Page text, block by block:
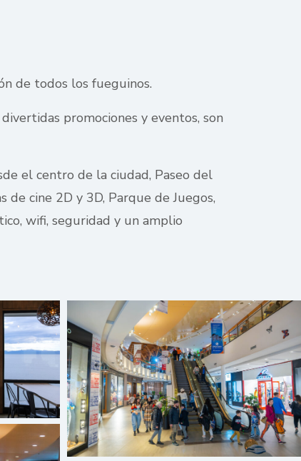
de todos los fueguinos.
promociones y eventos, son
el centro de la ciudad, Paseo del
cine 2D y 3D, Parque de Juegos,
wifi, seguridad y un amplio